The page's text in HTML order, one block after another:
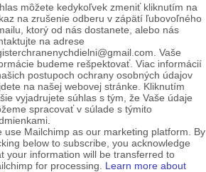
môžete kedykoľvek zmeniť kliknutím na
na zrušenie odberu v zápätí ľubovoľného
ktorý od nás dostanete, alebo nás
na adrese
Vaše
budeme rešpektovať. Viac informácií
postupoch ochrany osobných údajov
na našej webovej stránke. Kliknutím
vyjadrujete súhlas s tým, že Vaše údaje
spracovať v súlade s týmito
use Mailchimp as our marketing platform. By
below to subscribe, you acknowledge
your information will be transferred to
for processing. Learn more about